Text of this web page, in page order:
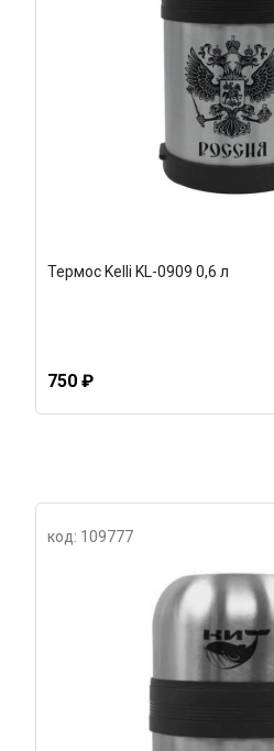
Термос Kelli KL-0909 0,6 л
750 ₽
код: 109777